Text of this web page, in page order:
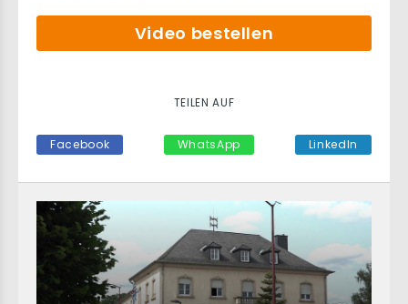
Video bestellen
TEILEN AUF
Facebook WhatsApp LinkedIn